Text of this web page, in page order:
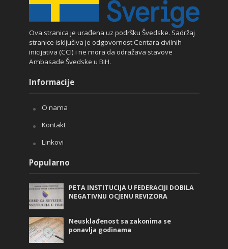
Ova stranica je urađena uz podršku Švedske. Sadržaj
stranice isključiva je odgovornost Centara civilnih
inicijativa (CCI) i ne mora da odražava stavove
Ambasade Švedske u BiH.
Informacije
O nama
Kontakt
Linkovi
Popularno
PETA INSTITUCIJA U FEDERACIJI DOBILA
NEGATIVNU OCJENU REVIZORA
Neusklađenost sa zakonima se
ponavlja godinama